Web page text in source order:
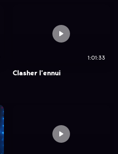
1:01:33
Clasher l’ennui